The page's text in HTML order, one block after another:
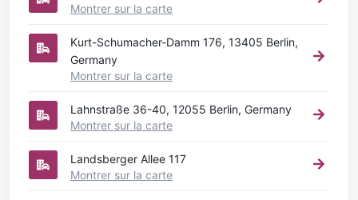
Montrer sur la carte
Kurt-Schumacher-Damm 176, 13405 Berlin,
Germany
Montrer sur la carte
Lahnstraße 36-40, 12055 Berlin, Germany
Montrer sur la carte
Landsberger Allee 117
Montrer sur la carte